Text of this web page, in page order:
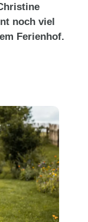
noch viel
Ferienhof.